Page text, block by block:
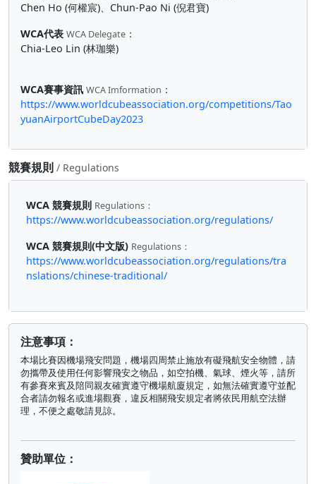
Chen Ho (何權宸)、Chun-Pao Ni (倪君寶)
WCA代表 WCA Delegate ：
Chia-Leo Lin (林珈樂)
WCA賽事資訊 WCA Imformation ：
https://www.worldcubeassociation.org/competitions/Tao
yuanAirportCubeDay2023
競賽規則 / Regulations
WCA 競賽規則 Regulations：
https://www.worldcubeassociation.org/regulations/
WCA 競賽規則(中文版) Regulations：
https://www.worldcubeassociation.org/regulations/tra
nslations/chinese-traditional/
注意事項：
本場比賽因機場飛安問題，機場四周禁止施放有礙飛航安全物體，請
勿攜帶及使用任何影響飛安之物品，如空拍機、氣球、煙火等，請所
有參賽來賓及陪同親友確實遵守機場航廈規定，如無法確實遵守並配
合者請勿報名或進場觀賽，違反相關飛安規定者將依民用航空法辦
理，不便之處敬請見諒。
贊助單位：